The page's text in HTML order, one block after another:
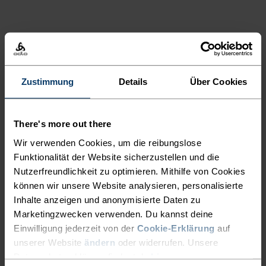
Zustimmung Details Über Cookies
There's more out there
Wir verwenden Cookies, um die reibungslose
Funktionalität der Website sicherzustellen und die
Nutzerfreundlichkeit zu optimieren. Mithilfe von Cookies
können wir unsere Website analysieren, personalisierte
Inhalte anzeigen und anonymisierte Daten zu
Marketingzwecken verwenden. Du kannst deine
Einwilligung jederzeit von der Cookie-Erklärung auf
unserer Website ändern oder widerrufen. Unsere
AKTIVITÄTSART
ALLES MODERATE AKTIVITÄTEN
Wandern
POLYESTER
feuchtigkeitsableitenden und schnelltrocknenden
Eigenschaften. Das Material ist form-, knitter- und
schrumpfbeständig und behält seine Farbe auch nach
langem Tragen. Du findest es bei uns häufig in Produkten
wie Base Layern.
TEMPERATUR-KONTROLL-SYSTEM